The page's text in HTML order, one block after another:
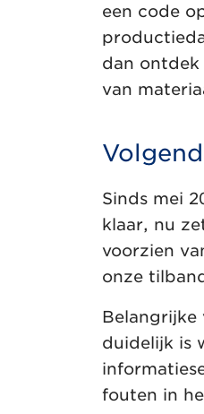
een code
dan ontdek
van
Sinds mei
klaar, nu
voorzien
onze
Belangrijke
duidelijk is
fouten in